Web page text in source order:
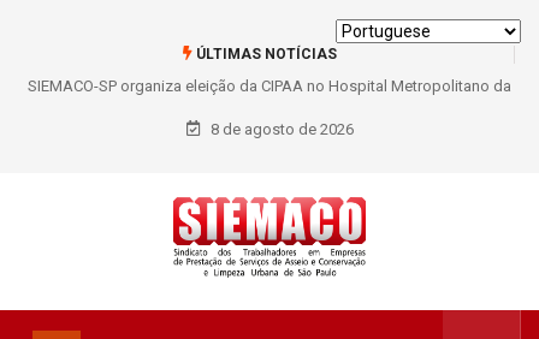
ÚLTIMAS NOTÍCIAS
SIEMACO-SP organiza eleição da CIPAA no Hospital Metropolitano da
Lapa e fortalece participação dos trabalhadores
8 de agosto de 2026